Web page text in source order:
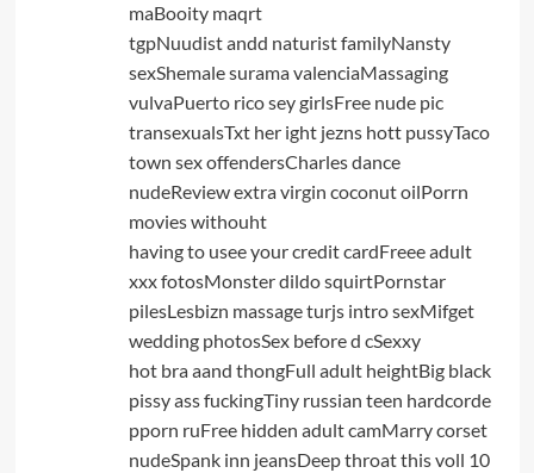
maBooity maqrt
tgpNuudist andd naturist familyNansty
sexShemale surama valenciaMassaging
vulvaPuerto rico sey girlsFree nude pic
transexualsTxt her ight jezns hott pussyTaco
town sex offendersCharles dance
nudeReview extra virgin coconut oilPorrn
movies withouht
having to usee your credit cardFreee adult
xxx fotosMonster dildo squirtPornstar
pilesLesbizn massage turjs intro sexMifget
wedding photosSex before d cSexxy
hot bra aand thongFull adult heightBig black
pissy ass fuckingTiny russian teen hardcorde
pporn ruFree hidden adult camMarry corset
nudeSpank inn jeansDeep throat this voll 10